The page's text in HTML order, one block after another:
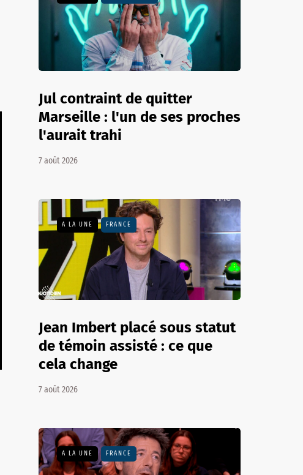
Jul contraint de quitter
Marseille : l'un de ses proches
l'aurait trahi
7 août 2026
A LA UNE FRANCE
Jean Imbert placé sous statut
de témoin assisté : ce que
cela change
7 août 2026
A LA UNE FRANCE